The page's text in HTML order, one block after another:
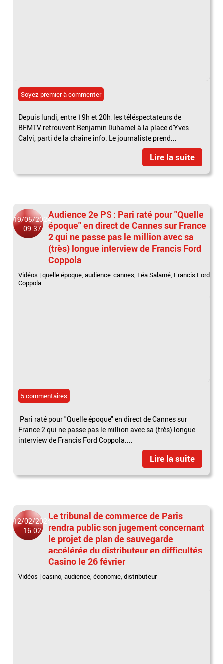
Soyez premier à commenter
Depuis lundi, entre 19h et 20h, les téléspectateurs de
BFMTV retrouvent Benjamin Duhamel à la place d'Yves
Calvi, parti de la chaîne info. Le journaliste prend...
Lire la suite
19/05/2024
09:37
Audience 2e PS : Pari raté pour "Quelle
époque" en direct de Cannes sur France
2 qui ne passe pas le million avec sa
(très) longue interview de Francis Ford
Coppola
Vidéos |quelle époque,audience,cannes, Léa Salamé, Francis Ford
Coppola
5 commentaires
Pari raté pour "Quelle époque" en direct de Cannes sur
France 2 qui ne passe pas le million avec sa (très) longue
interview de Francis Ford Coppola....
Lire la suite
12/02/2024
16:02
Le tribunal de commerce de Paris
rendra public son jugement concernant
le projet de plan de sauvegarde
accélérée du distributeur en difficultés
Casino le 26 février
Vidéos |casino ,audience ,économie ,distributeur